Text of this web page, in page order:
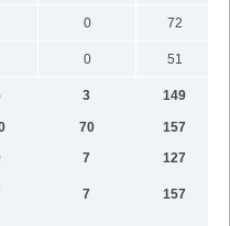
0
72
0
51
3 149
70
157
7
127
7 157